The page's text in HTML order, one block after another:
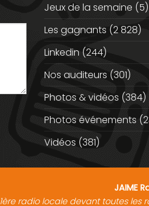
Jeux de la semaine (5)
Les gagnants (2 828)
Linkedin (244)
Nos auditeurs (301)
Photos & vidéos (384)
Photos événements
Vidéos (381)
JAIME
1ère radio locale devant toutes les